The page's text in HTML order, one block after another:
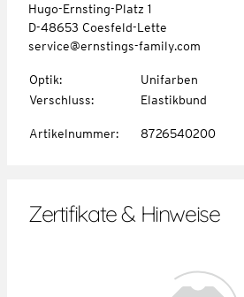
Hugo-Ernsting-Platz 1
D-48653 Coesfeld-Lette
service@ernstings-family.com
Optik:
Unifarben
Verschluss: Elastikbund
Artikelnummer: 8726540200
Zertifikate & Hinweise